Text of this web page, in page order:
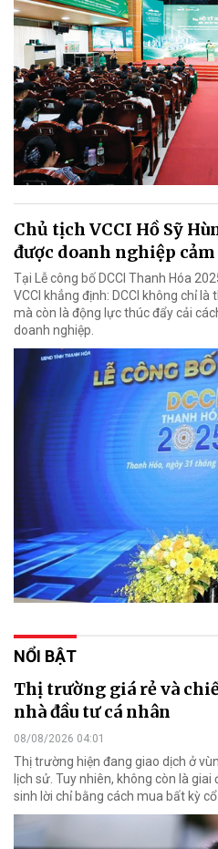
Chủ tịch VCCI Hồ Sỹ
được doanh nghiệp
Tại Lễ công bố DCCI Thanh Hóa
VCCI khẳng định: DCCI không chỉ
mà còn là động lực thúc đẩy cải
doanh nghiệp.
NỔI BẬT
Thị trường giá rẻ và
nhà đầu tư cá nhân
08/08/2026 04:01
Thị trường hiện đang giao dịch ở
lịch sử. Tuy nhiên, không còn là
sinh lời chỉ bằng cách mua bất kỳ